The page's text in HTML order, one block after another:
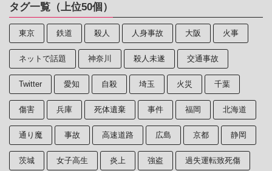
タグ一覧（上位50個）
東京 鉄道 殺人 人身事故 大阪 火事
ネットで話題 神奈川 殺人未遂 交通事故
Twitter 愛知 自殺 埼玉 火災 千葉
傷害 兵庫 死体遺棄 事件 福岡 北海道
通り魔 事故 高速道路 広島 京都 静岡
茨城 女子高生 炎上 強盗 過失運転致死傷